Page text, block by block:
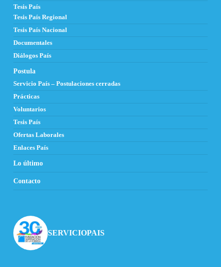
Tesis País
Tesis País Regional
Tesis País Nacional
Documentales
Diálogos País
Postula
Servicio País – Postulaciones cerradas
Prácticas
Voluntarios
Tesis País
Ofertas Laborales
Enlaces País
Lo último
Contacto
SERVICIOPAIS